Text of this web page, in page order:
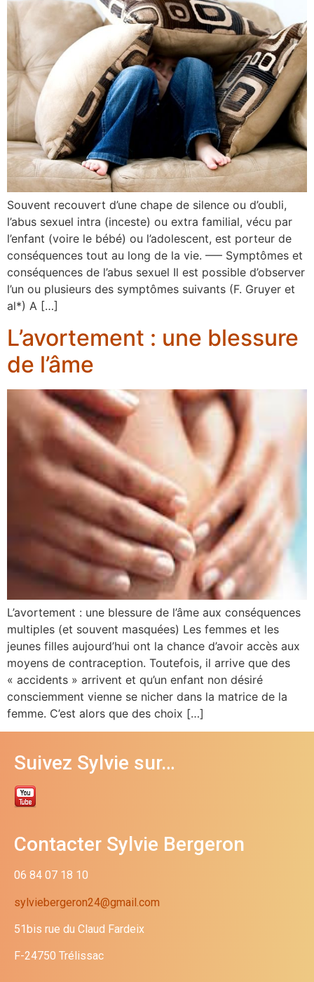
Souvent recouvert d’une chape de silence ou d’oubli,
l’abus sexuel intra (inceste) ou extra familial, vécu par
l’enfant (voire le bébé) ou l’adolescent, est porteur de
conséquences tout au long de la vie. —– Symptômes et
conséquences de l’abus sexuel Il est possible d’observer
l’un ou plusieurs des symptômes suivants (F. Gruyer et
al*) A […]
L’avortement : une blessure
de l’âme
L’avortement : une blessure de l’âme aux conséquences
multiples (et souvent masquées) Les femmes et les
jeunes filles aujourd’hui ont la chance d’avoir accès aux
moyens de contraception. Toutefois, il arrive que des
« accidents » arrivent et qu’un enfant non désiré
consciemment vienne se nicher dans la matrice de la
femme. C’est alors que des choix […]
Suivez Sylvie sur…
Contacter Sylvie Bergeron
06 84 07 18 10
sylviebergeron24@gmail.com
51bis rue du Claud Fardeix
F-24750 Trélissac